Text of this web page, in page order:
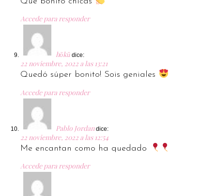
Accede para responder
hōkū dice:
22 noviembre, 2022 a las 13:21
Quedó súper bonito! Sois geniales
Accede para responder
Pablo Jordan dice:
22 noviembre, 2022 a las 12:54
Me encantan como ha quedado
Accede para responder